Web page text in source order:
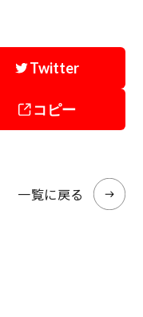
Twitter
コピー
一覧に戻る